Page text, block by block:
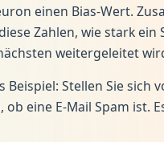
einen Bias-Wert.
Zahlen, wie stark ein
weitergeleitet
Beispiel: Stellen Sie sich
ob eine E-Mail Spam ist.